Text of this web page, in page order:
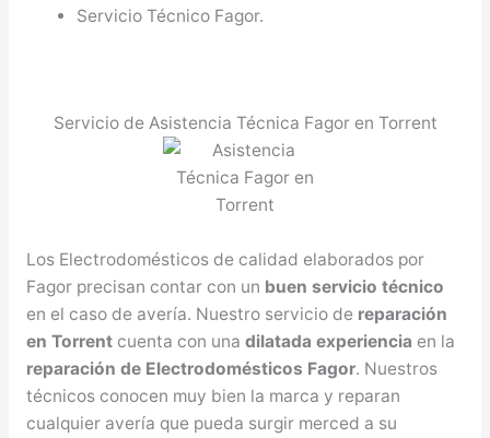
Servicio Técnico Fagor.
Servicio de Asistencia Técnica Fagor en Torrent
Los Electrodomésticos de calidad elaborados por
Fagor precisan contar con un buen servicio técnico
en el caso de avería. Nuestro servicio de reparación
en Torrentcuenta con una dilatada experiencia en la
reparación de Electrodomésticos Fagor. Nuestros
técnicos conocen muy bien la marca y reparan
cualquier avería que pueda surgir merced a su